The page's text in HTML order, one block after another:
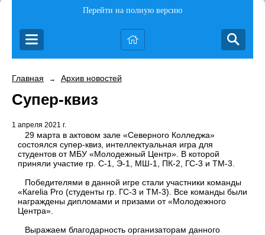
Перейти на полную версию
Главная → Архив новостей
Супер-квиз
1 апреля 2021 г.
29 марта в актовом зале «Северного Колледжа»
состоялся супер-квиз, интеллектуальная игра для
студентов от МБУ «Молодежный Центр». В которой
приняли участие гр. С-1, Э-1, МШ-1, ПК-2, ГС-3 и ТМ-3.
Победителями в данной игре стали участники команды
«Каrelia Pro (студенты гр. ГС-3 и ТМ-3). Все команды были
награждены дипломами и призами от «Молодежного
Центра».
Выражаем благодарность организаторам данного